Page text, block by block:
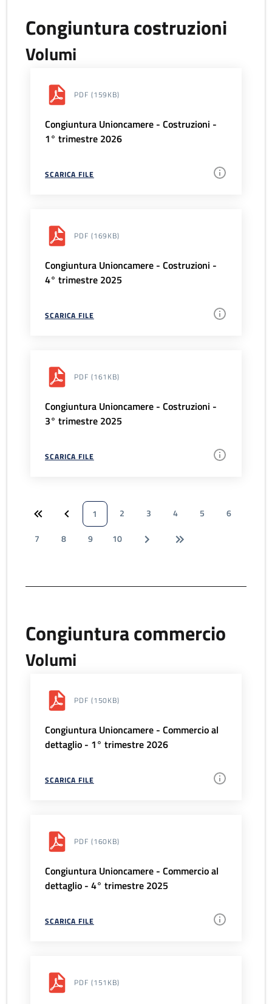
Congiuntura costruzioni
Volumi
PDF (159KB)
Congiuntura Unioncamere - Costruzioni -
1° trimestre 2026
SCARICA FILE
PDF (169KB)
Congiuntura Unioncamere - Costruzioni -
4° trimestre 2025
SCARICA FILE
PDF (161KB)
Congiuntura Unioncamere - Costruzioni -
3° trimestre 2025
SCARICA FILE
1 2 3 4 5
6
7
8 9 10
Congiuntura commercio
Volumi
PDF (150KB)
Congiuntura Unioncamere - Commercio al
dettaglio - 1° trimestre 2026
SCARICA FILE
PDF (160KB)
Congiuntura Unioncamere - Commercio al
dettaglio - 4° trimestre 2025
SCARICA FILE
PDF (151KB)